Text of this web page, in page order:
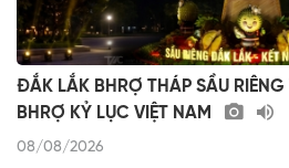
ĐẮK LẮK BHRỢ THÁP SẦU
BHRỢ KỶ LỤC VIỆT NAM
08/08/2026